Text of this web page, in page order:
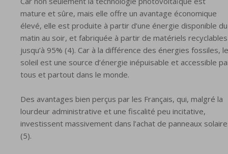
mature et sûre, mais elle offre un avantage économique
élevé, elle est produite à partir d’une énergie disponible du
matin au soir, et fabriquée à partir de matériels recyclables
jusqu’à 95% (4). Car à la différence des énergies fossiles, le
soleil est une source d’énergie inépuisable et accessible
tous et partout dans le monde.
Des avantages bien perçus par les Français, qui, malgré la
lourdeur administrative et une fiscalité peu incitative,
investissent massivement dans l’achat de panneaux
(5).